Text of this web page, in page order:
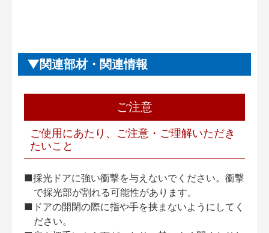
関連部材・関連情報
ご注意
ご使用にあたり、ご注意・ご理解いただき
たいこと
■採光ドアに強い衝撃を与えないでください。衝撃
で採光部が割れる可能性があります。
■ドアの開閉の際に指や手を挟まないようにしてく
ださい。